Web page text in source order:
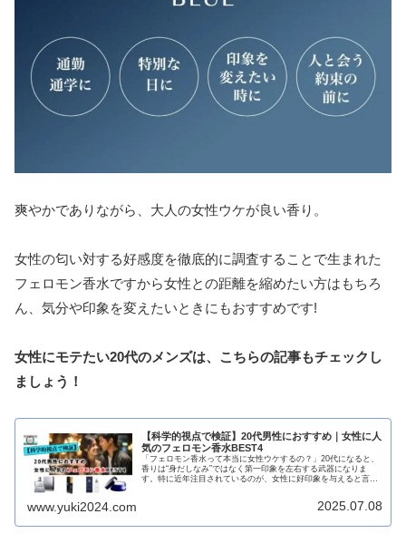
爽やかでありながら、大人の女性ウケが良い香り。
女性の匂い対する好感度を徹底的に調査することで生まれた
フェロモン香水ですから女性との距離を縮めたい方はもちろ
ん、気分や印象を変えたいときにもおすすめです!
女性にモテたい20代のメンズは、こちらの記事もチェックし
ましょう！
【科学的視点で検証】20代男性におすすめ｜女性に人
気のフェロモン香水BEST4
「フェロモン香水って本当に女性ウケするの？」20代になると、
香りは“身だしなみ”ではなく第一印象を左右する武器になりま
す。特に近年注目されているのが、女性に好印象を与えると言わ
www.yuki2024.com 2025.07.08